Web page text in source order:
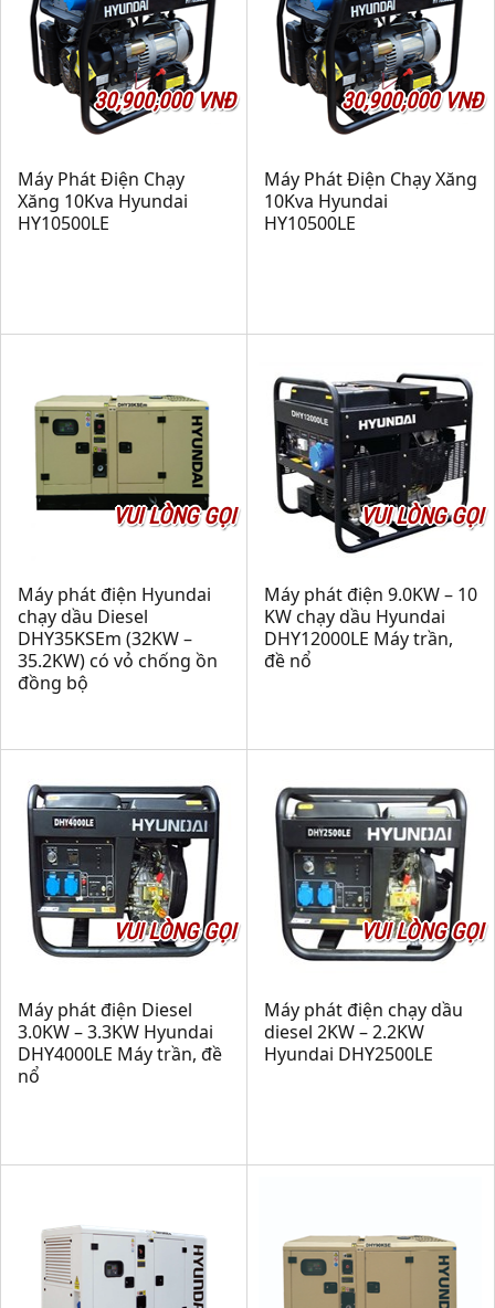
30,900,000 VNĐ
Máy Phát Điện Chạy
Xăng 10Kva Hyundai
HY10500LE
30,900,000 VNĐ
Máy Phát Điện Chạy Xăng
10Kva Hyundai
HY10500LE
VUI LÒNG GỌI
Máy phát điện Hyundai
chạy dầu Diesel
DHY35KSEm (32KW –
35.2KW) có vỏ chống ồn
đồng bộ
VUI LÒNG GỌI
Máy phát điện 9.0KW – 10
KW chạy dầu Hyundai
DHY12000LE Máy trần,
đề nổ
VUI LÒNG GỌI
Máy phát điện Diesel
3.0KW – 3.3KW Hyundai
DHY4000LE Máy trần, đề
nổ
VUI LÒNG GỌI
Máy phát điện chạy dầu
diesel 2KW – 2.2KW
Hyundai DHY2500LE